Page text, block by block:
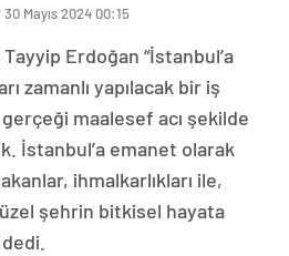
30 Mayıs 2024 00:15
Erdoğan “İstanbul’a
zamanlı yapılacak bir iş
maalesef acı şekilde
İstanbul’a emanet olarak
ihmalkarlıkları ile,
şehrin bitkisel hayata